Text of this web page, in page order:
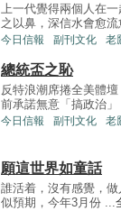
上一代覺得兩個人在
之以鼻，深信水會愈流
今日信報 副刊文化 老
總統盃之恥
反特浪潮席捲全美體
前承諾無意「搞政治
今日信報 副刊文化 老
願這世界如童話
誰活着，沒有感覺，
似預期，今年3月份 ...